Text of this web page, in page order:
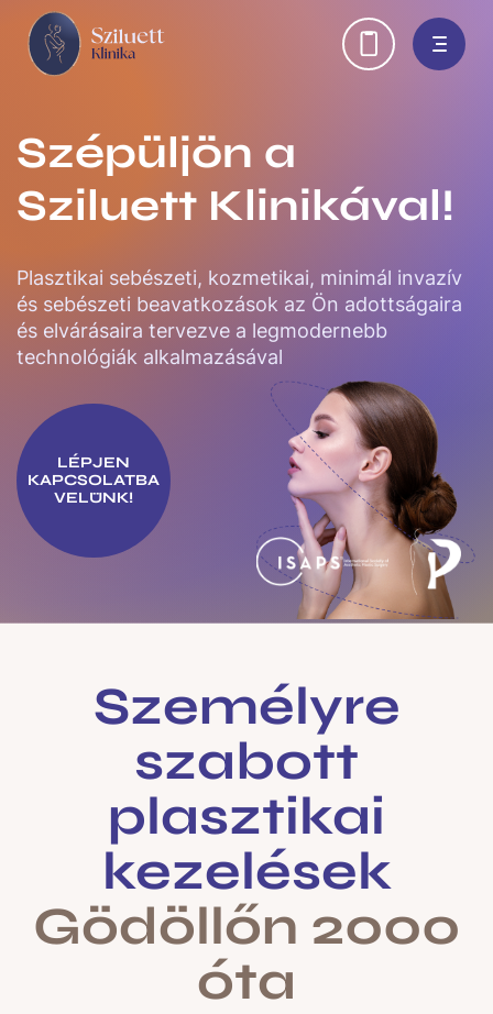
Ugrás
tartalomra
H
e
e
r
l
i
n
k
s
Szépüljön a
Sziluett Klinikával!
Plasztikai sebészeti, kozmetikai, minimál invazív
és sebészeti beavatkozások az Ön adottságaira
és elvárásaira tervezve a legmodernebb
technológiák alkalmazásával
LÉPJEN
KAPCSOLATBA
VELÜNK!
Személyre
szabott
plasztikai
kezelések
Gödöllőn 2000
óta